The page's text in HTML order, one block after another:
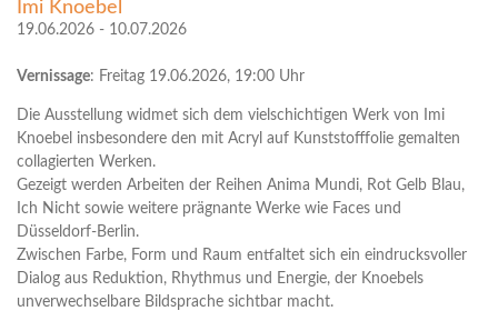
Imi Knoebel
19.06.2026 - 10.07.2026
Vernissage: Freitag 19.06.2026, 19:00 Uhr
Die Ausstellung widmet sich dem vielschichtigen Werk von Imi
Knoebel insbesondere den mit Acryl auf Kunststofffolie gemalten
collagierten Werken.
Gezeigt werden Arbeiten der Reihen Anima Mundi, Rot Gelb Blau,
Ich Nicht sowie weitere prägnante Werke wie Faces und
Düsseldorf-Berlin.
Zwischen Farbe, Form und Raum entfaltet sich ein eindrucksvoller
Dialog aus Reduktion, Rhythmus und Energie, der Knoebels
unverwechselbare Bildsprache sichtbar macht.